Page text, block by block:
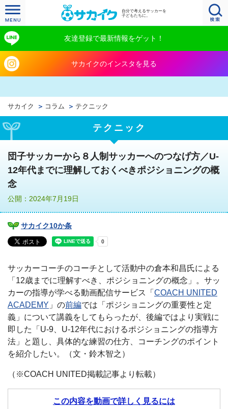
自分で考えるサッカーを
子どもたちに。
友達登録で最新情報をゲット！
サカイクのインスタを見る
サカイク コラム テクニック
テクニック
団子サッカーから８人制サッカーへのつなげ方／U-
12年代までに理解しておくべきポジショニングの概
念
公開：2024年7月19日
サカイク10か条
サッカーコーチのコーチとして活動中の倉本和昌氏による
「12歳までに理解すべき、ポジショニングの概念」。サッ
カーの指導が学べる動画配信サービス「 COACH UNITED
ACADEMY 」の前編では「ポジショニングの重要性と定
義」について講義をしてもらったが、後編ではより実戦に
即した「U-9、U-12年代におけるポジショニングの指導方
法」と題し、具体的な練習の仕方、コーチングのポイント
を紹介したい。（文・鈴木智之）
（※COACH UNITED掲載記事より転載）
この内容を動画で詳しく見るには